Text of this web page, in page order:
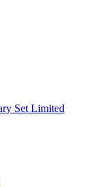
Limited